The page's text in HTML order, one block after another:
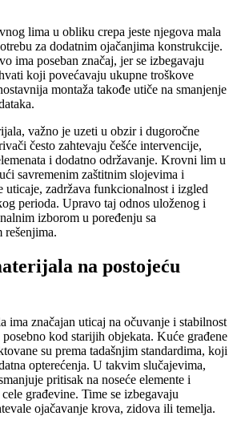
lima u obliku crepa jeste njegova mala
za dodatnim ojačanjima konstrukcije.
ima poseban značaj, jer se izbegavaju
koji povećavaju ukupne troškove
montaža takođe utiče na smanjenje
važno je uzeti u obzir i dugoročne
često zahtevaju češće intervencije,
i dodatno održavanje. Krovni lim u
savremenim zaštitnim slojevima i
uticaje, zadržava funkcionalnost i izgled
perioda. Upravo taj odnos uloženog i
izborom u poređenju sa
na postojeću
ima značajan uticaj na očuvanje i stabilnost
kod starijih objekata. Kuće građene
su prema tadašnjim standardima, koji
opterećenja. U takvim slučajevima,
pritisak na noseće elemente i
građevine. Time se izbegavaju
ojačavanje krova, zidova ili temelja.